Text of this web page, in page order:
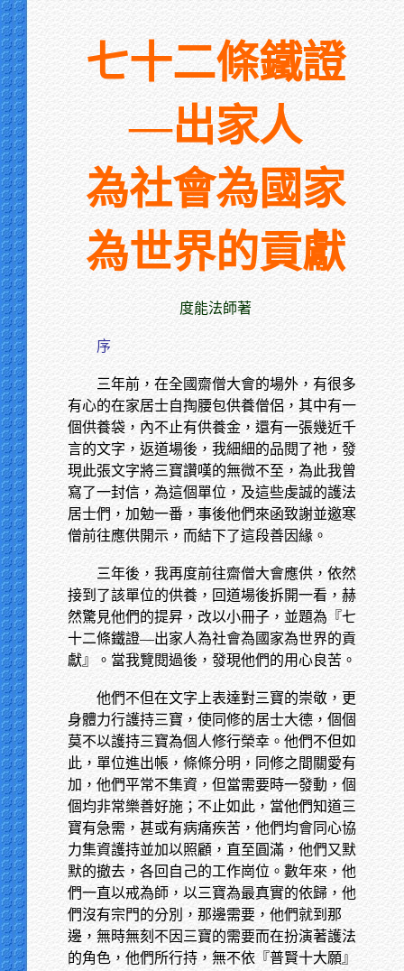
七十二條鐵證
—出家人
為社會為國家
為世界的貢獻
度能法師著
序
三年前，在全國齋僧大會的場外，有很多
有心的在家居士自掏腰包供養僧侶，其中有一
個供養袋，內不止有供養金，還有一張幾近千
言的文字，返道場後，我細細的品閱了祂，發
現此張文字將三寶讚嘆的無微不至，為此我曾
寫了一封信，為這個單位，及這些虔誠的護法
居士們，加勉一番，事後他們來函致謝並邀寒
僧前往應供開示，而結下了這段善因緣。
三年後，我再度前往齋僧大會應供，依然
接到了該單位的供養，回道場後拆開一看，赫
然驚見他們的提昇，改以小冊子，並題為『七
十二條鐵證—出家人為社會為國家為世界的貢
獻』。當我覽閱過後，發現他們的用心良苦。
他們不但在文字上表達對三寶的崇敬，更
身體力行護持三寶，使同修的居士大德，個個
莫不以護持三寶為個人修行榮幸。他們不但如
此，單位進出帳，條條分明，同修之間關愛有
加，他們平常不集資，但當需要時一發動，個
個均非常樂善好施；不止如此，當他們知道三
寶有急需，甚或有病痛疾苦，他們均會同心協
力集資護持並加以照顧，直至圓滿，他們又默
默的撤去，各回自己的工作崗位。數年來，他
們一直以戒為師，以三寶為最真實的依歸，他
們沒有宗門的分別，那邊需要，他們就到那
邊，無時無刻不因三寶的需要而在扮演著護法
的角色，他們所行持，無不依『普賢十大願』